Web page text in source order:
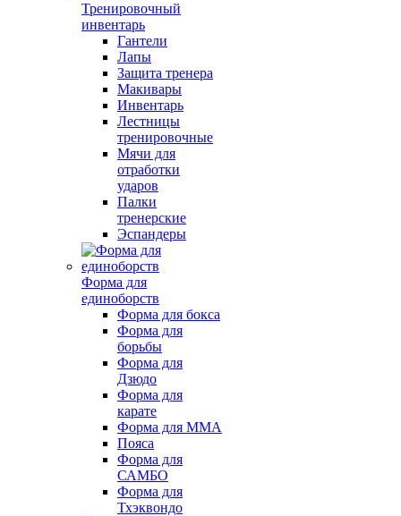
Тренировочный
инвентарь
Гантели
Лапы
Защита тренера
Макивары
Инвентарь
Лестницы
тренировочные
Мячи для
отработки
ударов
Палки
тренерские
Эспандеры
Форма для
единоборств
Форма для бокса
Форма для
борьбы
Форма для
Дзюдо
Форма для
карате
Форма для MMA
Пояса
Форма для
САМБО
Форма для
Тхэквондо